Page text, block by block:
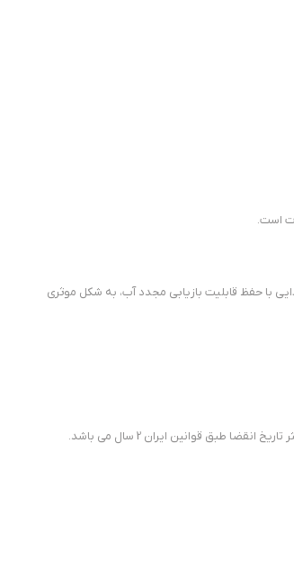
است.
با حفظ قابلیت بازیابی مجدد آب، به شکل موثری